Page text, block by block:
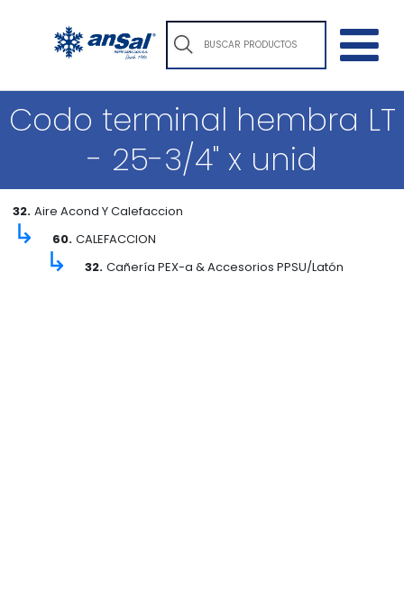
Codo terminal hembra LT
- 25-3/4" x unid
32. Aire Acond Y Calefaccion
↳ 60. CALEFACCION
↳ 32. Cañería PEX-a & Accesorios PPSU/Latón